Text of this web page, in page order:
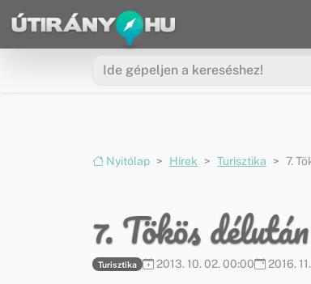
Ugrás a menüre
Ugrás a tartalomra
Nyitólap Hírek Turisztika 7.
7. Tökös délután
Turisztika 2013. 10. 02. 00:00 2016.